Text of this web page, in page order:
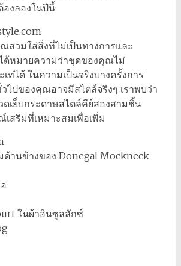
งลองในปีนี้:
สวมใส่สิ่งที่ไม่เป็นทางการและ
ด้หมายความว่าชุดของคุณไม่
ท่ได้ ในความเป็นจริงบางครั้งการ
ไปของคุณอาจมีสไตล์จริงๆ เราพบว่า
ดเย็บกระดาษสไตล์คีย์สองสามชิ้น
เสริมที่เหมาะสมเพื่อเพิ่ม
มด้านข้างของ Donegal Mockneck
ในผ้าอินซูลลักซ์